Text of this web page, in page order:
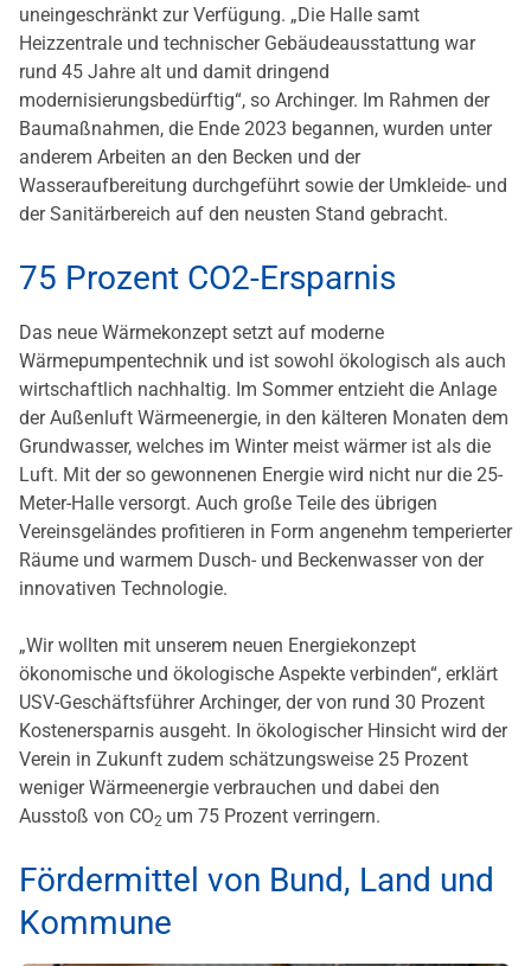
uneingeschränkt zur Verfügung. „Die Halle samt
Heizzentrale und technischer Gebäudeausstattung war
rund 45 Jahre alt und damit dringend
modernisierungsbedürftig“, so Archinger. Im Rahmen der
Baumaßnahmen, die Ende 2023 begannen, wurden unter
anderem Arbeiten an den Becken und der
Wasseraufbereitung durchgeführt sowie der Umkleide- und
der Sanitärbereich auf den neusten Stand gebracht.
75 Prozent CO2-Ersparnis
Das neue Wärmekonzept setzt auf moderne
Wärmepumpentechnik und ist sowohl ökologisch als auch
wirtschaftlich nachhaltig. Im Sommer entzieht die Anlage
der Außenluft Wärmeenergie, in den kälteren Monaten dem
Grundwasser, welches im Winter meist wärmer ist als die
Luft. Mit der so gewonnenen Energie wird nicht nur die 25-
Meter-Halle versorgt. Auch große Teile des übrigen
Vereinsgeländes profitieren in Form angenehm temperierter
Räume und warmem Dusch- und Beckenwasser von der
innovativen Technologie.
„Wir wollten mit unserem neuen Energiekonzept
ökonomische und ökologische Aspekte verbinden“, erklärt
USV-Geschäftsführer Archinger, der von rund 30 Prozent
Kostenersparnis ausgeht. In ökologischer Hinsicht wird der
Verein in Zukunft zudem schätzungsweise 25 Prozent
weniger Wärmeenergie verbrauchen und dabei den
Ausstoß von CO2 um 75 Prozent verringern.
Fördermittel von Bund, Land und
Kommune